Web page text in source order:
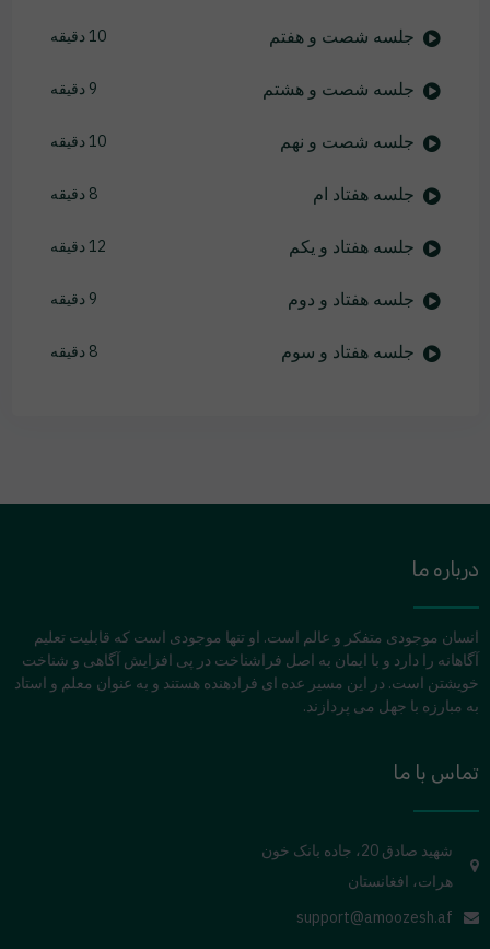
جلسه شصت و هفتم 10 دقیقه
جلسه شصت و هشتم 9 دقیقه
جلسه شصت و نهم 10 دقیقه
جلسه هفتاد ام 8 دقیقه
جلسه هفتاد و یکم 12 دقیقه
جلسه هفتاد و دوم 9 دقیقه
جلسه هفتاد و سوم 8 دقیقه
درباره ما
انسان موجودی متفکر و عالم است. او تنها موجودی است که قابلیت تعلیم
آگاهانه را دارد و با ایمان به اصل فراشناخت در پی افزایش آگاهی و شناخت
خویشتن است. در این مسیر عده ای فرادهنده هستند و به عنوان معلم و استاد
به مبارزه با جهل می پردازند.
تماس با ما
شهید صادق 20، جاده بانک خون
هرات، افغانستان
support@amoozesh.af